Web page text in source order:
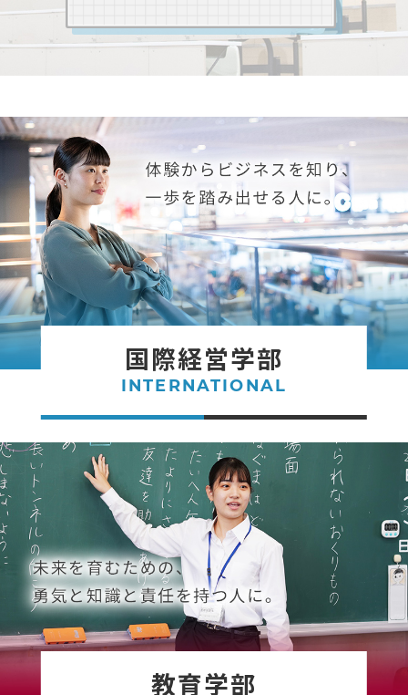
国際経営学部
INTERNATIONAL
教育学部